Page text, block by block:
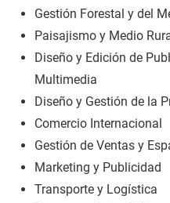
Gestión Forestal y del
Paisajismo y Medio
Diseño y Edición de
Multimedia
Diseño y Gestión de la
Comercio Internacional
Gestión de Ventas y
Marketing y Publicidad
Transporte y Logística